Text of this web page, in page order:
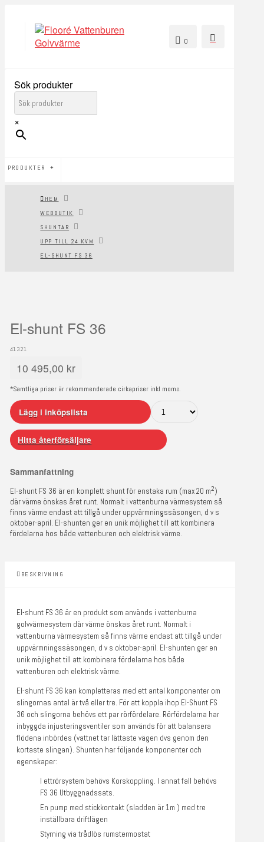
0
Sök produkter
×
PRODUKTER
HEM
WEBBUTIK
SHUNTAR
UPP TILL 24 KVM
EL-SHUNT FS 36
El-shunt FS 36
41321
10 495,00 kr
*Samtliga priser är rekommenderade cirkapriser inkl moms.
Lägg i inköpslista
Hitta återförsäljare
Sammanfattning
El-shunt FS 36 är en komplett shunt för enstaka rum (max 20 m2)
där värme önskas året runt. Normalt i vattenburna värmesystem så
finns värme endast att tillgå under uppvärmningssäsongen, d v s
oktober-april. El-shunten ger en unik möjlighet till att kombinera
fördelarna hos både vattenburen och elektrisk värme.
BESKRIVNING
El-shunt FS 36 är en produkt som används i vattenburna
golvvärmesystem där värme önskas året runt. Normalt i
vattenburna värmesystem så finns värme endast att tillgå under
uppvärmningssäsongen, d v s oktober-april. El-shunten ger en
unik möjlighet till att kombinera fördelarna hos både
vattenburen och elektrisk värme.
El-shunt FS 36 kan kompletteras med ett antal komponenter om
slingornas antal är två eller tre. För att koppla ihop El-Shunt FS
36 och slingorna behövs ett par rörfördelare. Rörfördelarna har
inbyggda injusteringsventiler som används för att balansera
flödena inbördes (vattnet tar lättaste vägen dvs genom den
kortaste slingan). Shunten har följande komponenter och
egenskaper:
I ettrörsystem behövs Korskoppling. I annat fall behövs
FS 36 Utbyggnadssats.
En pump med stickkontakt (sladden är 1m ) med tre
inställbara driftlägen
Styrning via trådlös rumstermostat